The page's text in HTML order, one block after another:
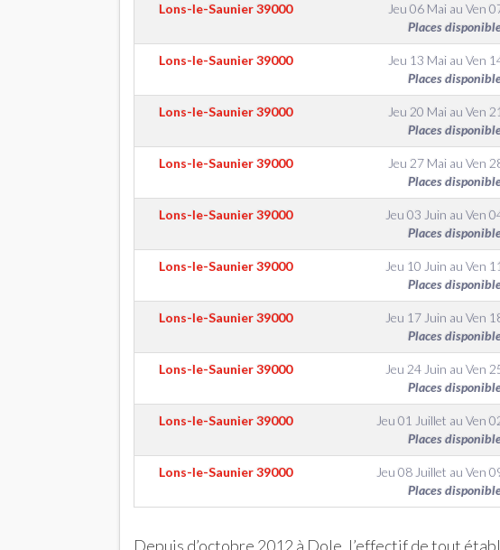
Lons-le-Saunier39000 Jeu 06 Mai au Ven
Places
Lons-le-Saunier39000 Jeu 13 Mai au Ven
Places
Lons-le-Saunier39000 Jeu 20 Mai au Ven
Places
Lons-le-Saunier39000 Jeu 27 Mai au Ven
Places
Lons-le-Saunier39000 Jeu 03 Juin au Ven
Places
Lons-le-Saunier39000 Jeu 10 Juin au Ven
Places
Lons-le-Saunier39000 Jeu 17 Juin au Ven
Places
Lons-le-Saunier39000 Jeu 24 Juin au Ven
Places
Lons-le-Saunier39000 Jeu 01 Juillet au Ven
Places
Lons-le-Saunier39000 Jeu 08 Juillet au Ven
Places
Depuis d’octobre 2012 à Dole, l’effectif de tout